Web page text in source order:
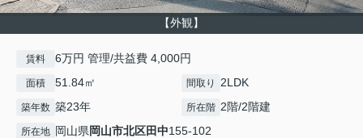
【外観】
賃料 6万円 管理/共益費 4,000円
面積 51.84㎡ 間取り 2LDK
築年数 築23年 所在階 2階/2階建
所在地 岡山県岡山市北区田中155-102